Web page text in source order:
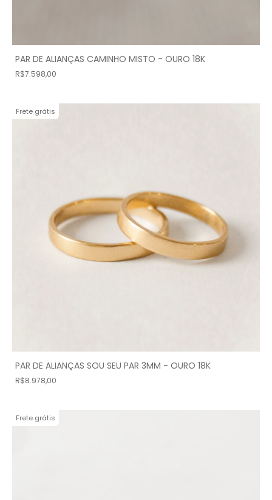
PAR DE ALIANÇAS CAMINHO MISTO - OURO 18K
R$7.598,00
Frete grátis
PAR DE ALIANÇAS SOU SEU PAR 3MM - OURO 18K
R$8.978,00
Frete grátis